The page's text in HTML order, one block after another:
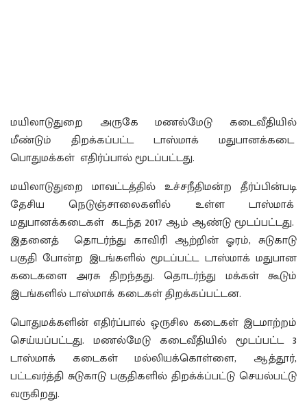
மயிலாடுதுறை அருகே மணல்மேடு கடைவீதியில்
மீண்டும் திறக்கப்பட்ட டாஸ்மாக் மதுபானக்கடை
பொதுமக்கள் எதிர்ப்பால் மூடப்பட்டது.
மயிலாடுதுறை மாவட்டத்தில் உச்சநீதிமன்ற தீர்ப்பின்படி
தேசிய நெடுஞ்சாலைகளில் உள்ள டாஸ்மாக்
மதுபானக்கடைகள் கடந்த 2017 ஆம் ஆண்டு மூடப்பட்டது.
இதனைத் தொடர்ந்து காவிரி ஆற்றின் ஓரம், சுடுகாடு
பகுதி போன்ற இடங்களில் மூடப்பட்ட டாஸ்மாக் மதுபான
கடைகளை அரசு திறந்தது. தொடர்ந்து மக்கள் கூடும்
இடங்களில் டாஸ்மாக் கடைகள் திறக்கப்பட்டன.
பொதுமக்களின் எதிர்ப்பால் ஒருசில கடைகள் இடமாற்றம்
செய்யப்பட்டது. மணல்மேடு கடைவீதியில் மூடப்பட்ட 3
டாஸ்மாக் கடைகள் மல்லியக்கொள்ளை, ஆத்தூர்,
பட்டவர்த்தி சுடுகாடு பகுதிகளில் திறக்க்ப்பட்டு செயல்பட்டு
வருகிறது.